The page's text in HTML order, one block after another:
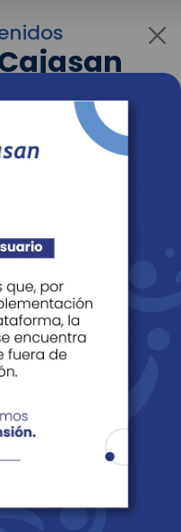
tu interés más
menú
Servicios En Línea